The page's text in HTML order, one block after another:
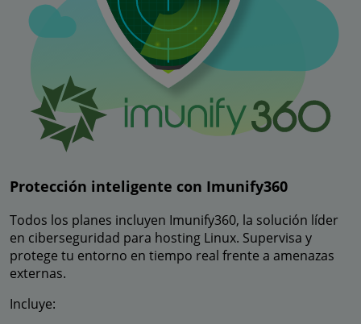
Protección inteligente con Imunify360
Todos los planes incluyen Imunify360, la solución líder
en ciberseguridad para hosting Linux. Supervisa y
protege tu entorno en tiempo real frente a amenazas
externas.
Incluye: